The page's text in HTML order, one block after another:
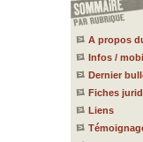
A propos
Infos /
Dernier
Fiches
Liens